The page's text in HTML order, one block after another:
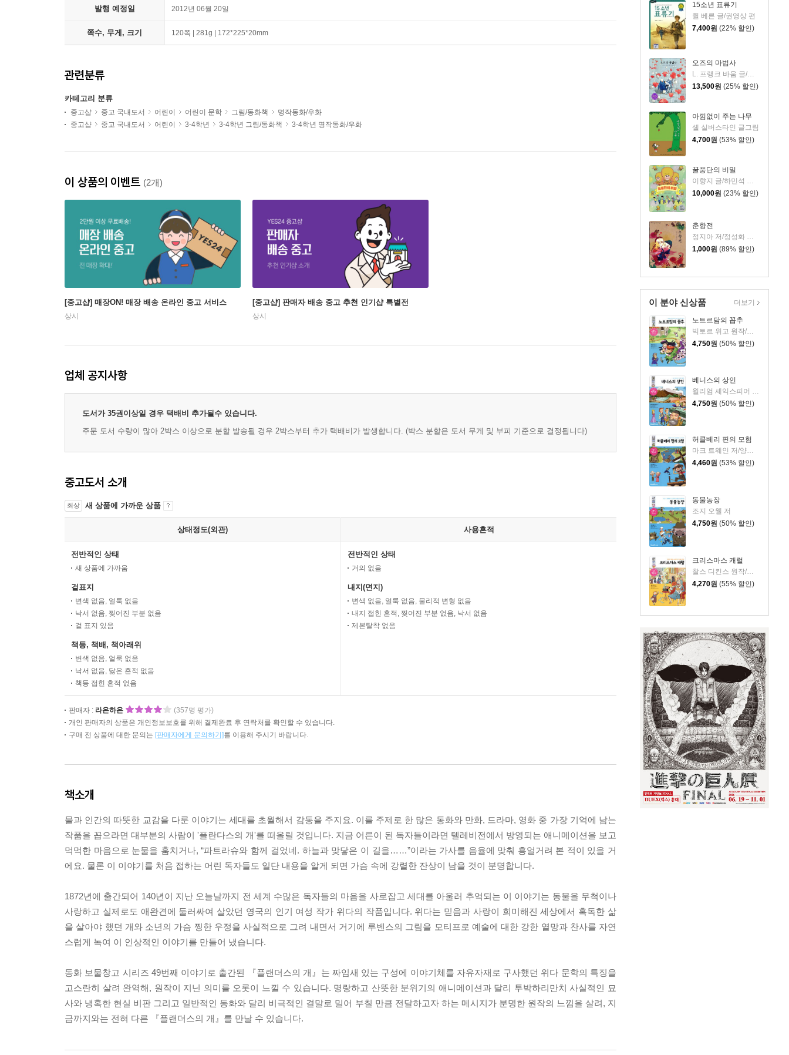
15소년 표류기
쥘 베른 글/권영상 편
7,400원 (22% 할인)
오즈의 마법사
L. 프랭크 바움 글/리즈베트 츠베르거 그림/한상남 편역
13,500원 (25% 할인)
아낌없이 주는 나무
셸 실버스타인 글그림
4,700원 (53% 할인)
꿀풍단의 비밀
이향지 글/하민석 그림
10,000원 (23% 할인)
춘향전
1,000원 (89% 할인)
이 분야 신상품
노트르담의 꼽추
4,750원 (50% 할인)
베니스의 상인
4,750원 (50% 할인)
허클베리 핀의 모험
마크 트웨인 저/양은진 편저/아이원 그림
4,460원 (53% 할인)
동물농장
조지 오웰 저
4,750원 (50% 할인)
크리스마스 캐럴
4,270원 (55% 할인)
더보기
발행 예정일 2012년 06월 20일
쪽수, 무게, 크기 120쪽 | 281g | 172*225*20mm
관련분류
카테고리 분류
중고샵 중고 국내도서 어린이 어린이 문학 그림/동화책
명작동화/우화
중고샵
중고 국내도서 어린이 3-4학년 3-4학년 그림/동화책 3-4학년 명작동화/우화
이 상품의 이벤트 (2개)
[중고샵] 매장ON! 매장 배송 온라인 중고 서비스
상시
[중고샵] 판매자 배송 중고 추천 인기샵 특별전
상시
업체 공지사항
도서가 35권이상일 경우 택배비 추가될수 있습니다.
주문 도서 수량이 많아 2박스 이상으로 분할 발송될 경우 2박스부터 추가 택배비가 발생합니다. (박스 분할은 도서 무게 및 부피 기준으로 결정됩니다)
중고도서 소개
최상 새 상품에 가까운 상품
상태정도(외관) 사용흔적
전반적인 상태
새 상품에 가까움
겉표지
변색 없음, 얼룩 없음
낙서 없음, 찢어진 부분 없음
겉 표지 있음
책등, 책배, 책아래위
변색 없음, 얼룩 없음
낙서 없음, 닳은 흔적 없음
책등 접힌 흔적 없음
전반적인 상태
거의 없음
내지(면지)
변색 없음, 얼룩 없음, 물리적 변형 없음
내지 접힌 흔적, 찢어진 부분 없음, 낙서 없음
제본탈착 없음
판매자 : 라온하온
(357명 평가)
개인 판매자의 상품은 개인정보보호를 위해 결제완료 후 연락처를 확인할 수 있습니다.
구매 전 상품에 대한 문의는 [판매자에게 문의하기]를 이용해 주시기 바랍니다.
책소개
물과 인간의 따뜻한 교감을 다룬 이야기는 세대를 초월해서 감동을 주지요. 이를 주제로 한 많은 동화와 만화, 드라마, 영화 중 가장 기억에 남는
작품을 꼽으라면 대부분의 사람이 '플란다스의 개'를 떠올릴 것입니다. 지금 어른이 된 독자들이라면 텔레비전에서 방영되는 애니메이션을 보고
먹먹한 마음으로 눈물을 훔치거나, “파트라슈와 함께 걸었네. 하늘과 맞닿은 이 길을……”이라는 가사를 음율에 맞춰 흥얼거려 본 적이 있을 거
에요. 물론 이 이야기를 처음 접하는 어린 독자들도 일단 내용을 알게 되면 가슴 속에 강렬한 잔상이 남을 것이 분명합니다.
1872년에 출간되어 140년이 지난 오늘날까지 전 세계 수많은 독자들의 마음을 사로잡고 세대를 아울러 추억되는 이 이야기는 동물을 무척이나
사랑하고 실제로도 애완견에 둘러싸여 살았던 영국의 인기 여성 작가 위다의 작품입니다. 위다는 믿음과 사랑이 희미해진 세상에서 혹독한 삶
을 살아야 했던 개와 소년의 가슴 찡한 우정을 사실적으로 그려 내면서 거기에 루벤스의 그림을 모티프로 예술에 대한 강한 열망과 찬사를 자연
스럽게 녹여 이 인상적인 이야기를 만들어 냈습니다.
동화 보물창고 시리즈 49번째 이야기로 출간된 『플랜더스의 개』는 짜임새 있는 구성에 이야기체를 자유자재로 구사했던 위다 문학의 특징을
고스란히 살려 완역해, 원작이 지닌 의미를 오롯이 느낄 수 있습니다. 명랑하고 산뜻한 분위기의 애니메이션과 달리 투박하리만치 사실적인 묘
사와 냉혹한 현실 비판 그리고 일반적인 동화와 달리 비극적인 결말로 밀어 부칠 만큼 전달하고자 하는 메시지가 분명한 원작의 느낌을 살려, 지
금까지와는 전혀 다른 『플랜더스의 개』를 만날 수 있습니다.